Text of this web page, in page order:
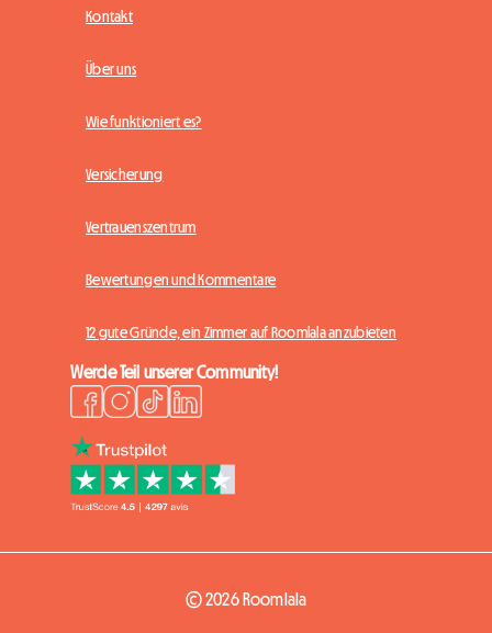
Kontakt
Über uns
Wie funktioniert es?
Versicherung
Vertrauenszentrum
Bewertungen und Kommentare
12 gute Gründe, ein Zimmer auf Roomlala anzubieten
Werde Teil unserer Community!
© 2026 Roomlala